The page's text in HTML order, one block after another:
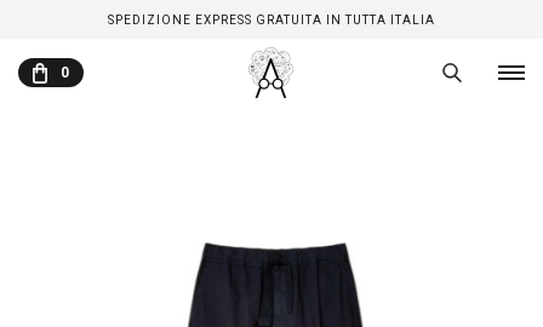
SPEDIZIONE EXPRESS GRATUITA IN TUTTA ITALIA
0